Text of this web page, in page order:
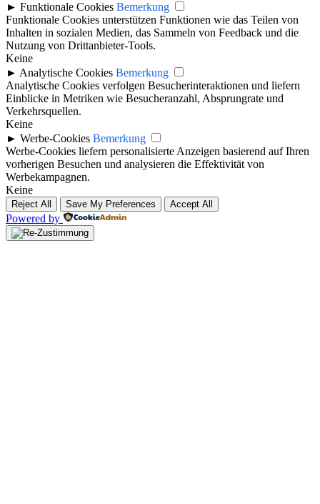
► Funktionale Cookies Bemerkung
Funktionale Cookies unterstützen Funktionen wie das Teilen von
Inhalten in sozialen Medien, das Sammeln von Feedback und die
Nutzung von Drittanbieter-Tools.
Keine
► Analytische Cookies Bemerkung
Analytische Cookies verfolgen Besucherinteraktionen und liefern
Einblicke in Metriken wie Besucheranzahl, Absprungrate und
Verkehrsquellen.
Keine
► Werbe-Cookies Bemerkung
Werbe-Cookies liefern personalisierte Anzeigen basierend auf Ihren
vorherigen Besuchen und analysieren die Effektivität von
Werbekampagnen.
Keine
Reject All Save My Preferences Accept All
Powered by